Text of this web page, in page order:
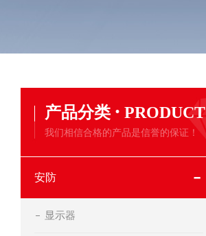
产品分类 · PRODUCT
我们相信合格的产品是信誉的保证！
安防
显示器